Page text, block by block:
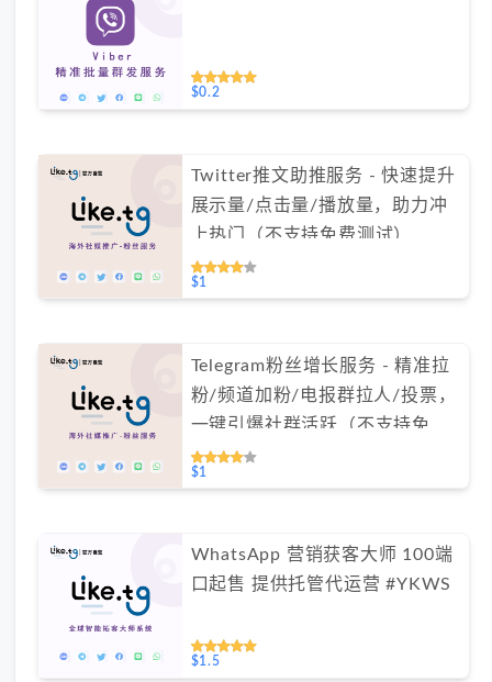
$0.2
Twitter推文助推服务 - 快速提升
展示量/点击量/播放量，助力冲
上热门（不支持免费测试）
$1
Telegram粉丝增长服务 - 精准拉
粉/频道加粉/电报群拉人/投票，
一键引爆社群活跃（不支持免费
测试）
$1
WhatsApp 营销获客大师 100端
口起售 提供托管代运营 #YKWS
$1.5